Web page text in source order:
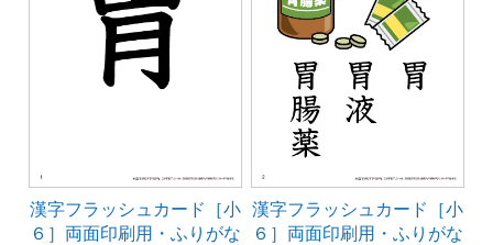
漢字フラッシュカード［小
６］両面印刷用・ふりがな
漢字フラッシュカード［小
６］両面印刷用・ふりがな